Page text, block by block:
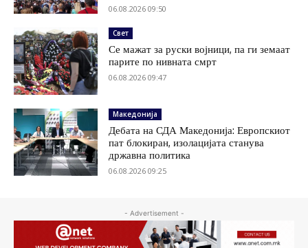
06.08.2026 09:50
Свет
Се мажат за руски војници, па ги земаат
парите по нивната смрт
06.08.2026 09:47
Македонија
Дебата на СДА Македонија: Европскиот
пат блокиран, изолацијата станува
државна политика
06.08.2026 09:25
- Advertisement -